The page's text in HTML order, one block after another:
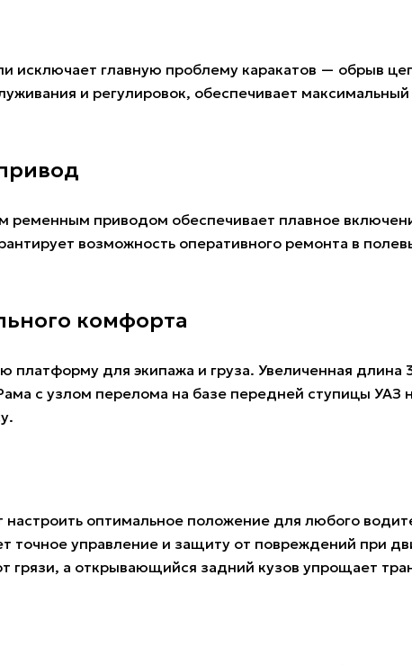
исключает главную проблему каракатов — обрыв
и регулировок, обеспечивает
приводом обеспечивает плавное
возможность оперативного ремонта в
комфорта
для экипажа и груза. Увеличенная длина
с узлом перелома на базе передней ступицы УАЗ
оптимальное положение для любого
точное управление и защиту от повреждений при
а открывающийся задний кузов упрощает